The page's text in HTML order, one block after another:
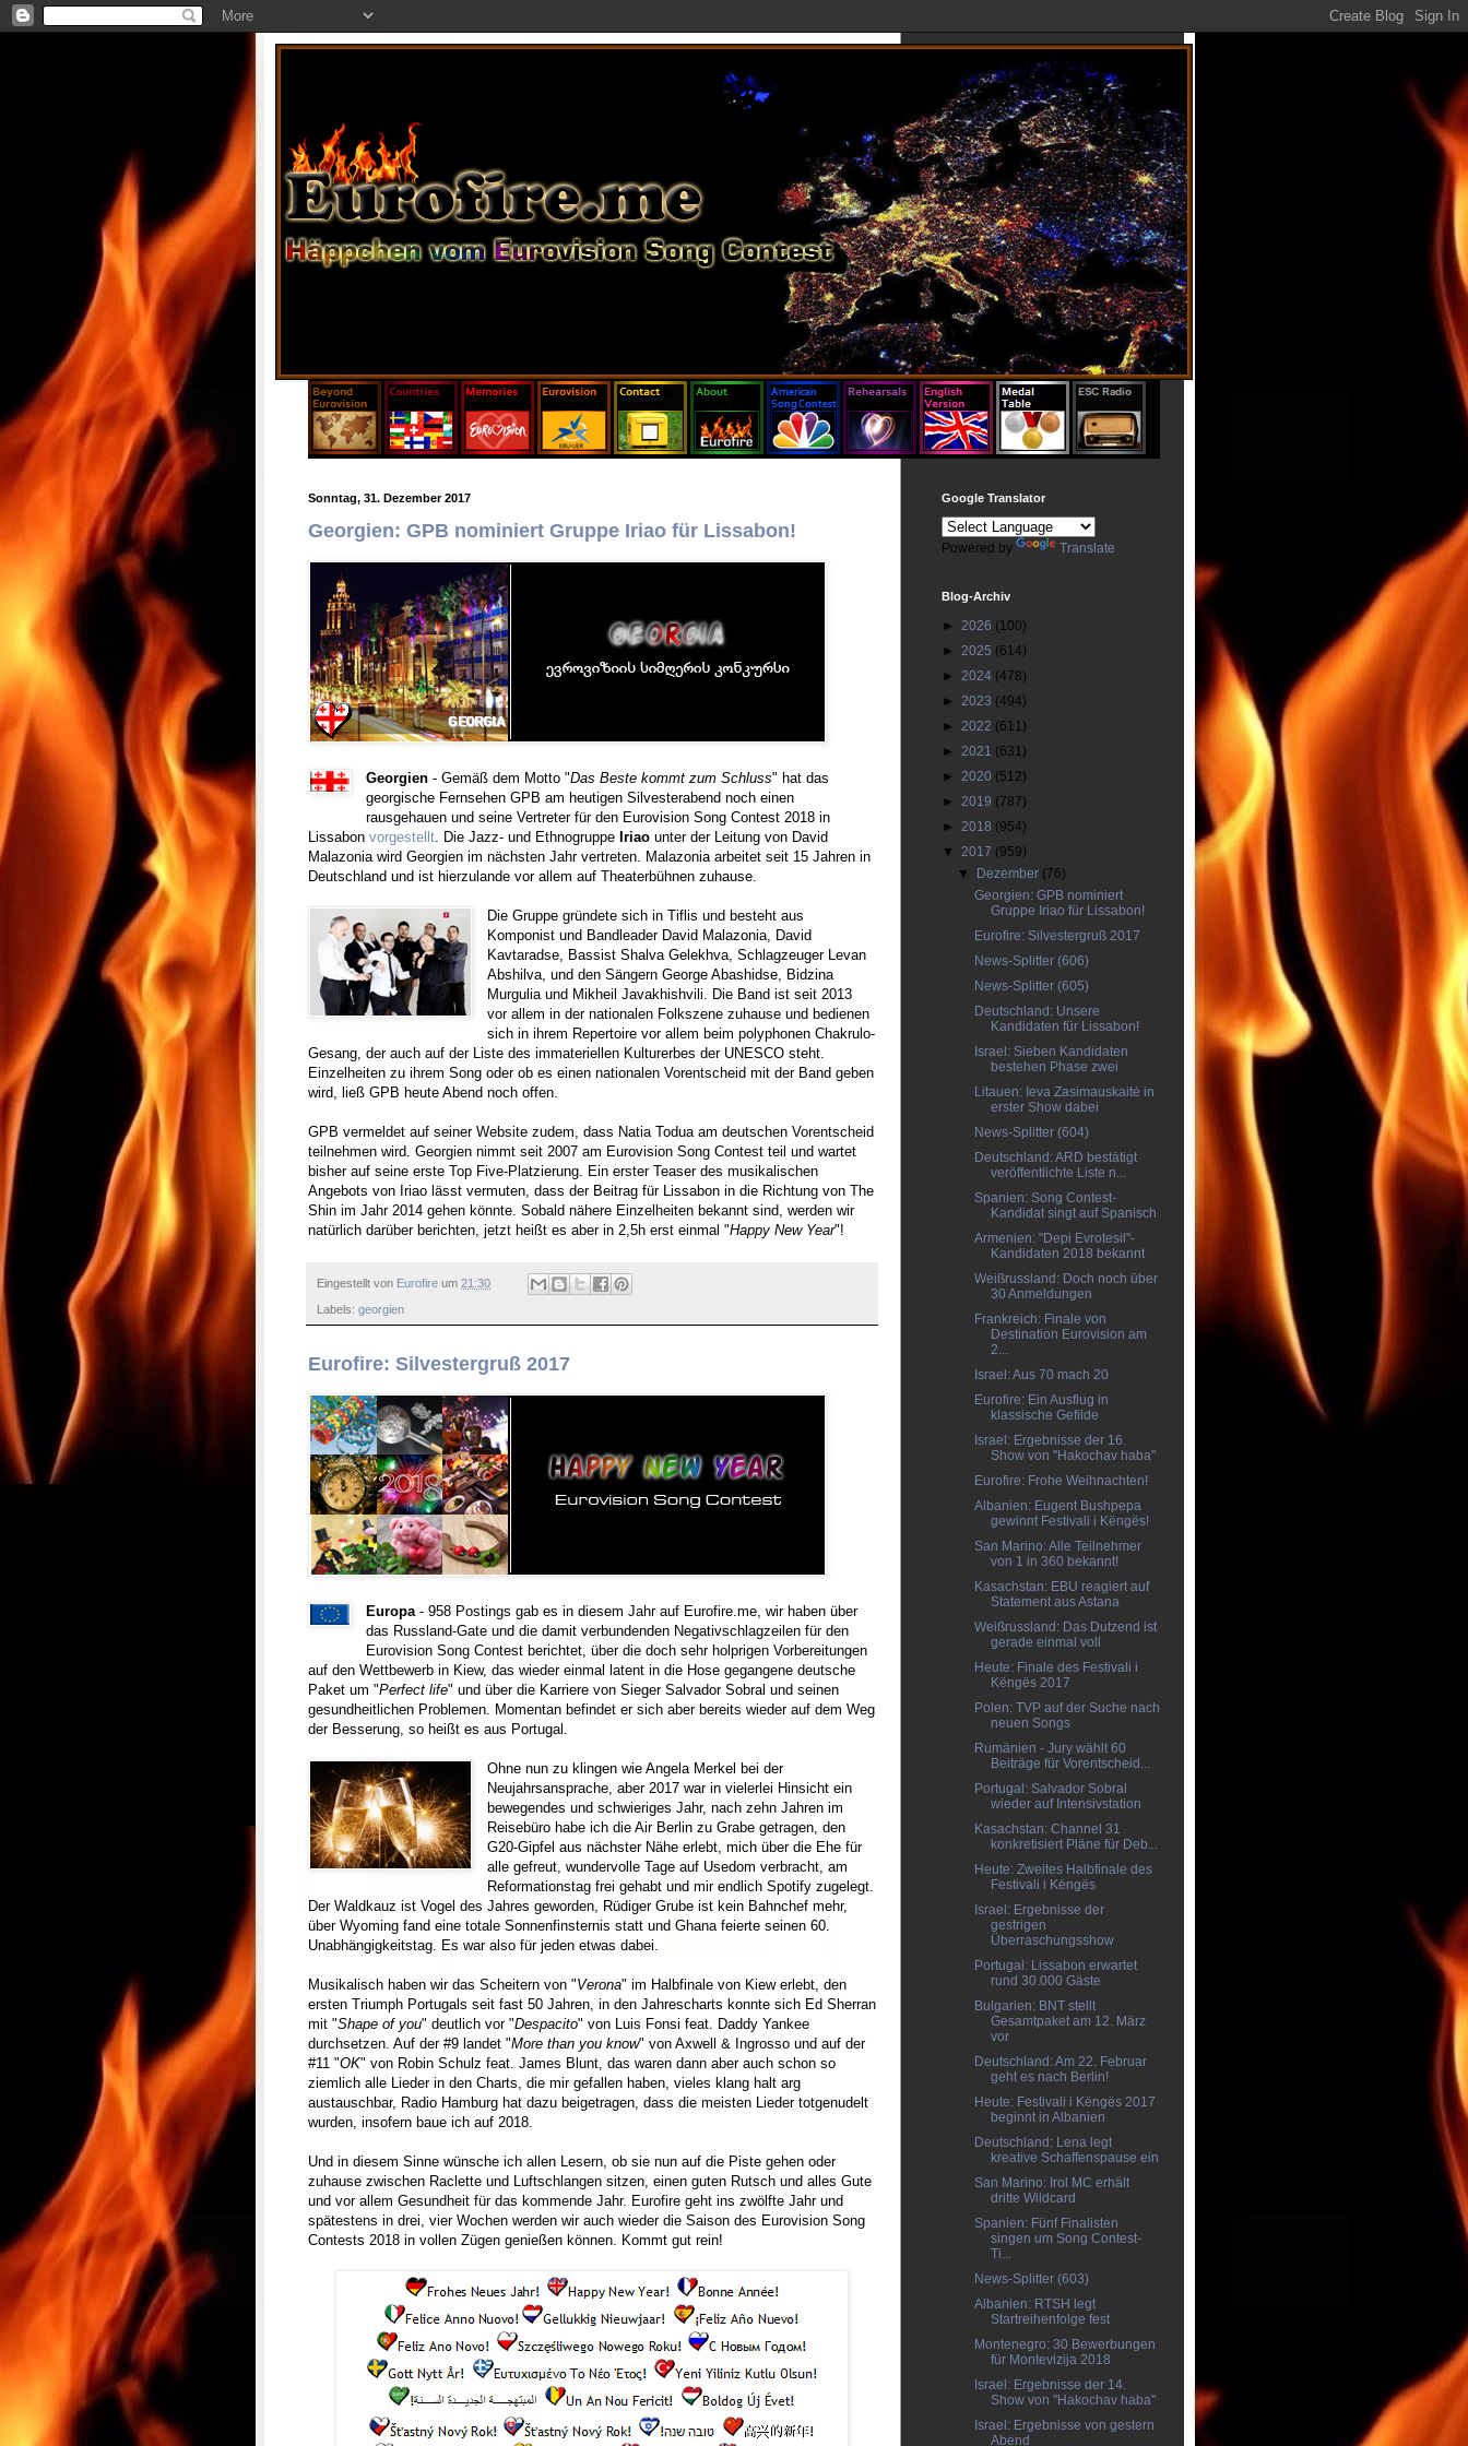
Sonntag, 31. Dezember 2017
Georgien: GPB nominiert Gruppe Iriao für Lissabon!
Georgien- Gemäß dem Motto "Das Beste kommt zum Schluss" hat das
georgische Fernsehen GPB am heutigen Silvesterabend noch einen
rausgehauen und seine Vertreter für den Eurovision Song Contest 2018 in
Lissabon vorgestellt . Die Jazz- und Ethnogruppe Iriao unter der Leitung von David
Malazonia wird Georgien im nächsten Jahr vertreten. Malazonia arbeitet seit 15 Jahren in
Deutschland und ist hierzulande vor allem auf Theaterbühnen zuhause.
Die Gruppe gründete sich in Tiflis und besteht aus
Komponist und Bandleader David Malazonia, David
Kavtaradse, Bassist Shalva Gelekhva, Schlagzeuger Levan
Abshilva, und den Sängern George Abashidse, Bidzina
Murgulia und Mikheil Javakhishvili. Die Band ist seit 2013
vor allem in der nationalen Folkszene zuhause und bedienen
sich in ihrem Repertoire vor allem beim polyphonen Chakrulo-
Gesang, der auch auf der Liste des immateriellen Kulturerbes der UNESCO steht.
Einzelheiten zu ihrem Song oder ob es einen nationalen Vorentscheid mit der Band geben
wird, ließ GPB heute Abend noch offen.
GPB vermeldet auf seiner Website zudem, dass Natia Todua am deutschen Vorentscheid
teilnehmen wird. Georgien nimmt seit 2007 am Eurovision Song Contest teil und wartet
bisher auf seine erste Top Five-Platzierung. Ein erster Teaser des musikalischen
Angebots von Iriao lässt vermuten, dass der Beitrag für Lissabon in die Richtung von The
Shin im Jahr 2014 gehen könnte. Sobald nähere Einzelheiten bekannt sind, werden wir
natürlich darüber berichten, jetzt heißt es aber in 2,5h erst einmal "Happy New Year"!
Eingestellt von Eurofire um 21:30
Labels: georgien
Eurofire: Silvestergruß 2017
Europa- 958 Postings gab es in diesem Jahr auf Eurofire.me, wir haben über
das Russland-Gate und die damit verbundenden Negativschlagzeilen für den
Eurovision Song Contest berichtet, über die doch sehr holprigen Vorbereitungen
auf den Wettbewerb in Kiew, das wieder einmal latent in die Hose gegangene deutsche
Paket um "Perfect life" und über die Karriere von Sieger Salvador Sobral und seinen
gesundheitlichen Problemen. Momentan befindet er sich aber bereits wieder auf dem Weg
der Besserung, so heißt es aus Portugal.
Ohne nun zu klingen wie Angela Merkel bei der
Neujahrsansprache, aber 2017 war in vielerlei Hinsicht ein
bewegendes und schwieriges Jahr, nach zehn Jahren im
Reisebüro habe ich die Air Berlin zu Grabe getragen, den
G20-Gipfel aus nächster Nähe erlebt, mich über die Ehe für
alle gefreut, wundervolle Tage auf Usedom verbracht, am
Reformationstag frei gehabt und mir endlich Spotify zugelegt.
Der Waldkauz ist Vogel des Jahres geworden, Rüdiger Grube ist kein Bahnchef mehr,
über Wyoming fand eine totale Sonnenfinsternis statt und Ghana feierte seinen 60.
Unabhängigkeitstag. Es war also für jeden etwas dabei.
Musikalisch haben wir das Scheitern von "Verona" im Halbfinale von Kiew erlebt, den
ersten Triumph Portugals seit fast 50 Jahren, in den Jahrescharts konnte sich Ed Sherran
mit "Shape of you" deutlich vor "Despacito" von Luis Fonsi feat. Daddy Yankee
durchsetzen. Auf der #9 landet "More than you know" von Axwell & Ingrosso und auf der
#11 "OK" von Robin Schulz feat. James Blunt, das waren dann aber auch schon so
ziemlich alle Lieder in den Charts, die mir gefallen haben, vieles klang halt arg
austauschbar, Radio Hamburg hat dazu beigetragen, dass die meisten Lieder totgenudelt
wurden, insofern baue ich auf 2018.
Und in diesem Sinne wünsche ich allen Lesern, ob sie nun auf die Piste gehen oder
zuhause zwischen Raclette und Luftschlangen sitzen, einen guten Rutsch und alles Gute
und vor allem Gesundheit für das kommende Jahr. Eurofire geht ins zwölfte Jahr und
spätestens in drei, vier Wochen werden wir auch wieder die Saison des Eurovision Song
Contests 2018 in vollen Zügen genießen können. Kommt gut rein!
Google Translator
Powered by Translate
Blog-Archiv
► 2026 (100)
► 2025 (614)
► 2024 (478)
► 2023 (494)
► 2022 (611)
► 2021 (631)
► 2020 (512)
► 2019 (787)
► 2018 (954)
▼ 2017 (959)
▼
Dezember (76)
Georgien: GPB nominiert
Gruppe Iriao für Lissabon!
Eurofire: Silvestergruß 2017
News-Splitter (606)
News-Splitter (605)
Deutschland: Unsere
Kandidaten für Lissabon!
Israel: Sieben Kandidaten
bestehen Phase zwei
Litauen: Ieva Zasimauskaitė in
erster Show dabei
News-Splitter (604)
Deutschland: ARD bestätigt
veröffentlichte Liste n...
Spanien: Song Contest-
Kandidat singt auf Spanisch
Armenien: "Depi Evrotesil"-
Kandidaten 2018 bekannt
Weißrussland: Doch noch über
30 Anmeldungen
Frankreich: Finale von
Destination Eurovision am
2...
Israel: Aus 70 mach 20
Eurofire: Ein Ausflug in
klassische Gefilde
Israel: Ergebnisse der 16.
Show von "Hakochav haba"
Eurofire: Frohe Weihnachten!
Albanien: Eugent Bushpepa
gewinnt Festivali i Këngës!
San Marino: Alle Teilnehmer
von 1 in 360 bekannt!
Kasachstan: EBU reagiert auf
Statement aus Astana
Weißrussland: Das Dutzend ist
gerade einmal voll
Heute: Finale des Festivali i
Këngës 2017
Polen: TVP auf der Suche nach
neuen Songs
Rumänien - Jury wählt 60
Beiträge für Vorentscheid...
Portugal: Salvador Sobral
wieder auf Intensivstation
Kasachstan: Channel 31
konkretisiert Pläne für Deb...
Heute: Zweites Halbfinale des
Festivali i Këngës
Israel: Ergebnisse der
gestrigen
Überraschungsshow
Portugal: Lissabon erwartet
rund 30.000 Gäste
Bulgarien: BNT stellt
Gesamtpaket am 12. März
vor
Deutschland: Am 22. Februar
geht es nach Berlin!
Heute: Festivali i Këngës 2017
beginnt in Albanien
Deutschland: Lena legt
kreative Schaffenspause ein
San Marino: Irol MC erhält
dritte Wildcard
Spanien: Fünf Finalisten
singen um Song Contest-
Ti...
News-Splitter (603)
Albanien: RTSH legt
Startreihenfolge fest
Montenegro: 30 Bewerbungen
für Montevizija 2018
Israel: Ergebnisse der 14.
Show von "Hakochav haba"
Israel: Ergebnisse von gestern
Abend